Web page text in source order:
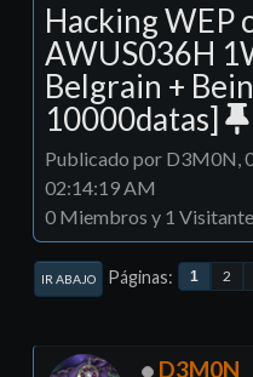
Hacking WEP
AWUS036H
Belgrain +
10000datas]
Publicado por D3M0N,
02:14:19 AM
0 Miembros y 1
IR ABAJO Páginas 1 2
D3M0N